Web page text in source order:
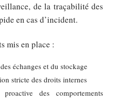
de la traçabilité des
en cas d’incident.
mis en place :
échanges et du stockage
stricte des droits internes
des comportements